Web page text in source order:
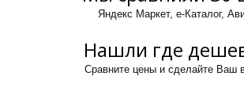
Яндекс Маркет, е-Каталог,
Нашли где
Сравните цены и сделайте Ваш